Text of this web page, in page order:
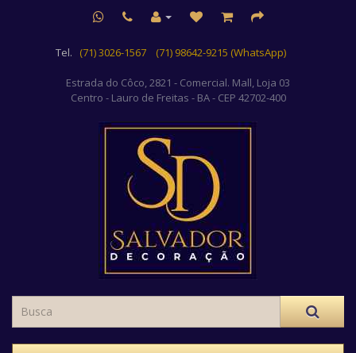
Tel. (71) 3026-1567 (71) 98642-9215 (WhatsApp)
Estrada do Côco, 2821 - Comercial. Mall, Loja 03
Centro - Lauro de Freitas - BA - CEP 42702-400